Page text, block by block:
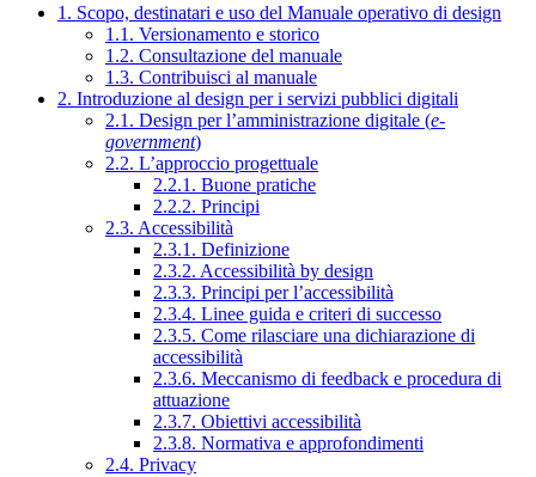
1. Scopo, destinatari e uso del Manuale operativo di design
1.1. Versionamento e storico
1.2. Consultazione del manuale
1.3. Contribuisci al manuale
2. Introduzione al design per i servizi pubblici digitali
2.1. Design per l’amministrazione digitale (e-
government)
2.2. L’approccio progettuale
2.2.1. Buone pratiche
2.2.2. Principi
2.3. Accessibilità
2.3.1. Definizione
2.3.2. Accessibilità by design
2.3.3. Principi per l’accessibilità
2.3.4. Linee guida e criteri di successo
2.3.5. Come rilasciare una dichiarazione di
accessibilità
2.3.6. Meccanismo di feedback e procedura di
attuazione
2.3.7. Obiettivi accessibilità
2.3.8. Normativa e approfondimenti
2.4. Privacy